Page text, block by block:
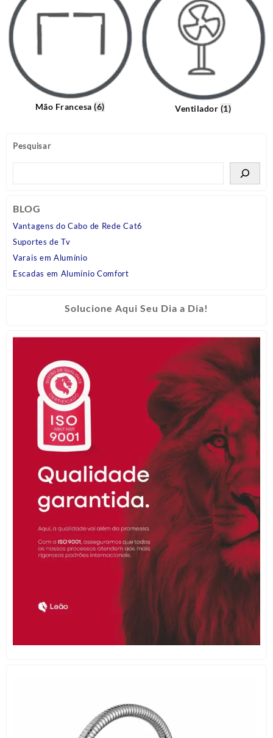
Pesquisar
BLOG
Vantagens do Cabo de Rede Cat6
Suportes de Tv
Varais em Alumínio
Escadas em Alumínio Comfort
Solucione Aqui Seu Dia a Dia!
Mão Francesa(6) Ventilador (1)